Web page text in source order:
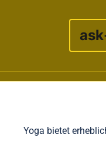
Yoga bietet